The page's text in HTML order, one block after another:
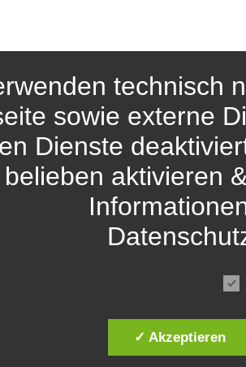
technisch
sowie externe
Dienste
belieben aktivieren
✓ Akzeptieren